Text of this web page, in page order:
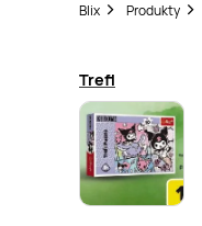
Blix Produkty
Trefl